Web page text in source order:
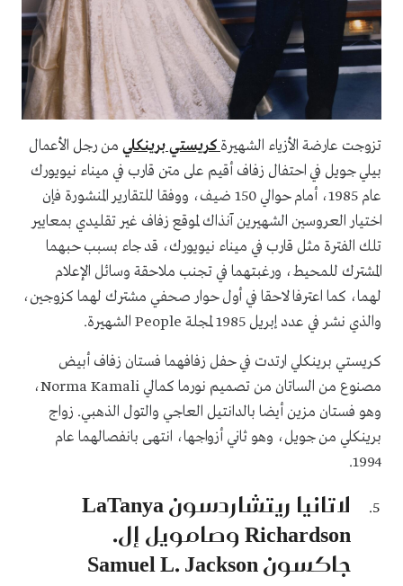
تزوجت عارضة الأزياء الشهيرة كريستي برينكلي من رجل الأعمال
بيلي جويل في احتفال زفاف أقيم على متن قارب في ميناء نيويورك
عام 1985، أمام حوالي 150 ضيف، ووفقا للتقارير المنشورة فإن
اختيار العروسين الشهيرين آنذاك لموقع زفاف غير تقليدي بمعايير
تلك الفترة مثل قارب في ميناء نيويورك، قد جاء بسبب حبهما
المشترك للمحيط، ورغبتهما في تجنب ملاحقة وسائل الإعلام
لهما، كما اعترفا لاحقا في أول حوار صحفي مشترك لهما كزوجين،
والذي نشر في عدد إبريل 1985 لمجلة People الشهيرة.
كريستي برينكلي ارتدت في حفل زفافهما فستان زفاف أبيض
مصنوع من الساتان من تصميم نورما كمالي Norma Kamali،
وهو فستان مزين أيضا بالدانتيل العاجي والتول الذهبي. زواج
برينكلي من جويل، وهو ثاني أزواجها، انتهى بانفصالهما عام
1994.
لاتانيا ريتشاردسون LaTanya
Richardson وصامويل إل.
جاكسون Samuel L. Jackson